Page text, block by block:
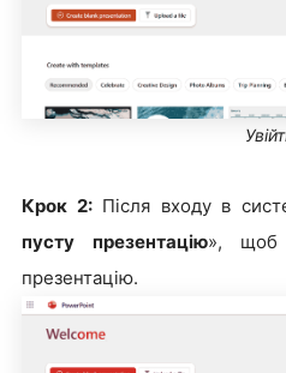
Крок 2: Після входу в
пусту презентацію», щоб
презентацію.